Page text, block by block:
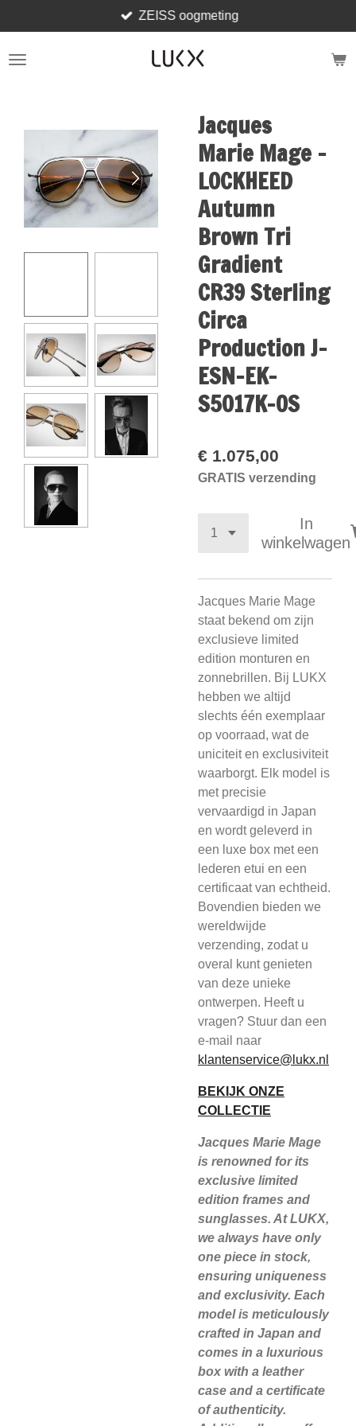
direct
naar
ZEISS oogmeting
Jacques
Marie Mage -
LOCKHEED
Autumn
Brown Tri
Gradient
CR39 Sterling
Circa
Production J-
ESN-EK-
S5017K-OS
€ 1.075,00
GRATIS verzending
In
winkelwagen
Jacques Marie Mage
staat bekend om zijn
exclusieve limited
edition monturen en
zonnebrillen. Bij LUKX
hebben we altijd
slechts één exemplaar
op voorraad, wat de
uniciteit en exclusiviteit
waarborgt. Elk model is
met precisie
vervaardigd in Japan
en wordt geleverd in
een luxe box met een
lederen etui en een
certificaat van echtheid.
Bovendien bieden we
wereldwijde
verzending, zodat u
overal kunt genieten
van deze unieke
ontwerpen. Heeft u
vragen? Stuur dan een
e-mail naar
klantenservice@lukx.nl
BEKIJK ONZE
COLLECTIE
Jacques Marie Mage
is renowned for its
exclusive limited
edition frames and
sunglasses. At LUKX,
we always have only
one piece in stock,
ensuring uniqueness
and exclusivity. Each
model is meticulously
crafted in Japan and
comes in a luxurious
box with a leather
case and a certificate
of authenticity.